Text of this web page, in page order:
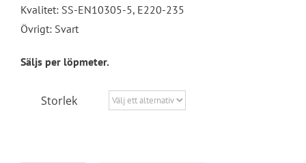
Kvalitet: SS-EN10305-5, E220-235
Övrigt: Svart
Säljs per löpmeter.
Storlek